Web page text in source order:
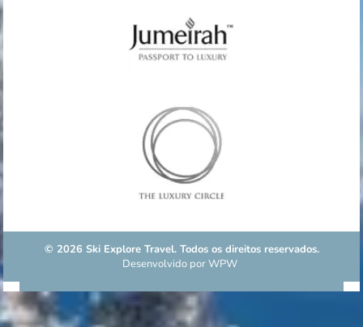
© 2026 Ski Explore Travel. Todos os direitos reservados.
Desenvolvido porWPW